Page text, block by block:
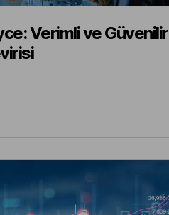
Verimli ve Güvenilir